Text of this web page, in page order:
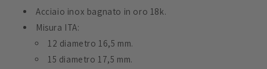
Acciaio inox bagnato in oro 18k.
Misura ITA:
12 diametro 16,5 mm.
15 diametro 17,5 mm.